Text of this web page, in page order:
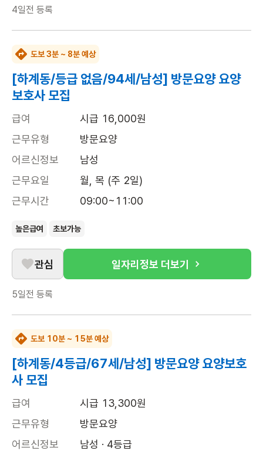
4일전 등록
도보 3분 ~ 8분 예상
[하계동/등급 없음/94세/남성] 방문요양 요양
보호사 모집
급여
시급 16,000원
근무유형
방문요양
어르신정보
남성
근무요일
월, 목 (주 2일)
근무시간
09:00~11:00
높은급여 초보가능
관심 일자리정보 더보기
5일전 등록
도보 10분 ~ 15분 예상
[하계동/4등급/67세/남성] 방문요양 요양보호
사 모집
급여
시급 13,300원
근무유형
방문요양
어르신정보
남성 · 4등급